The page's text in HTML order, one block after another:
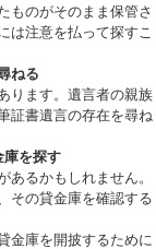
ものがそのまま保管さ
は注意を払って探すこ
ねる
ります。遺言者の親族
証書遺言の存在を尋ね
庫を探す
るかもしれません。
その貸金庫を確認する
金庫を開披するために